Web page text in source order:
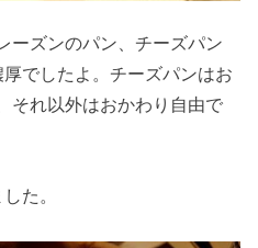
ーズンのパン、チーズパン
でしたよ。チーズパンはお
それ以外はおかわり自由で
た。